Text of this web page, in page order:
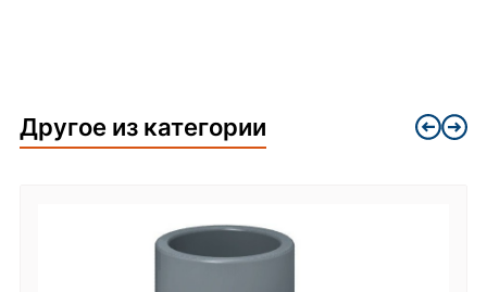
Другое из категории